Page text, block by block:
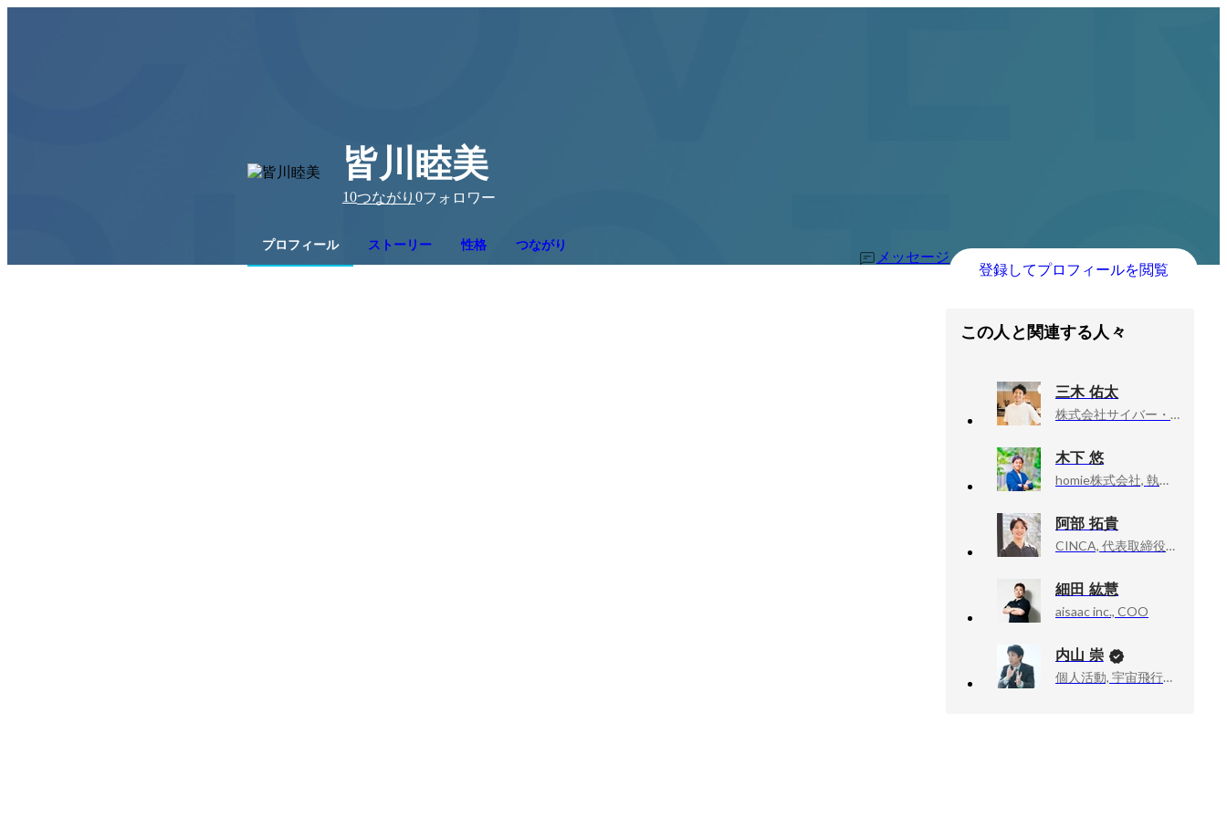
皆川睦美
10つながり 0フォロワー
プロフィール ストーリー 性格 つながり
メッセージ
登録してプロフィールを閲覧
この人と関連する人々
三木 佑太
株式会社サイバー・バズ, 取締役
木下 悠
homie株式会社, 執行役員／VP of Sales
阿部 拓貴
CINCA, 代表取締役社長
細田 紘慧
aisaac inc., COO
内山 崇
個人活動, 宇宙飛行士挑戦エバンジェリスト